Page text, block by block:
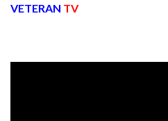
VETERAN TV